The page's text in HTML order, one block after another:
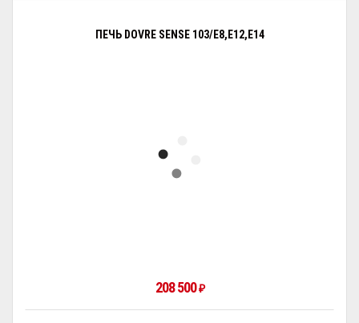
ПЕЧЬ DOVRE SENSE 103/E8,E12,E14
208 500₽